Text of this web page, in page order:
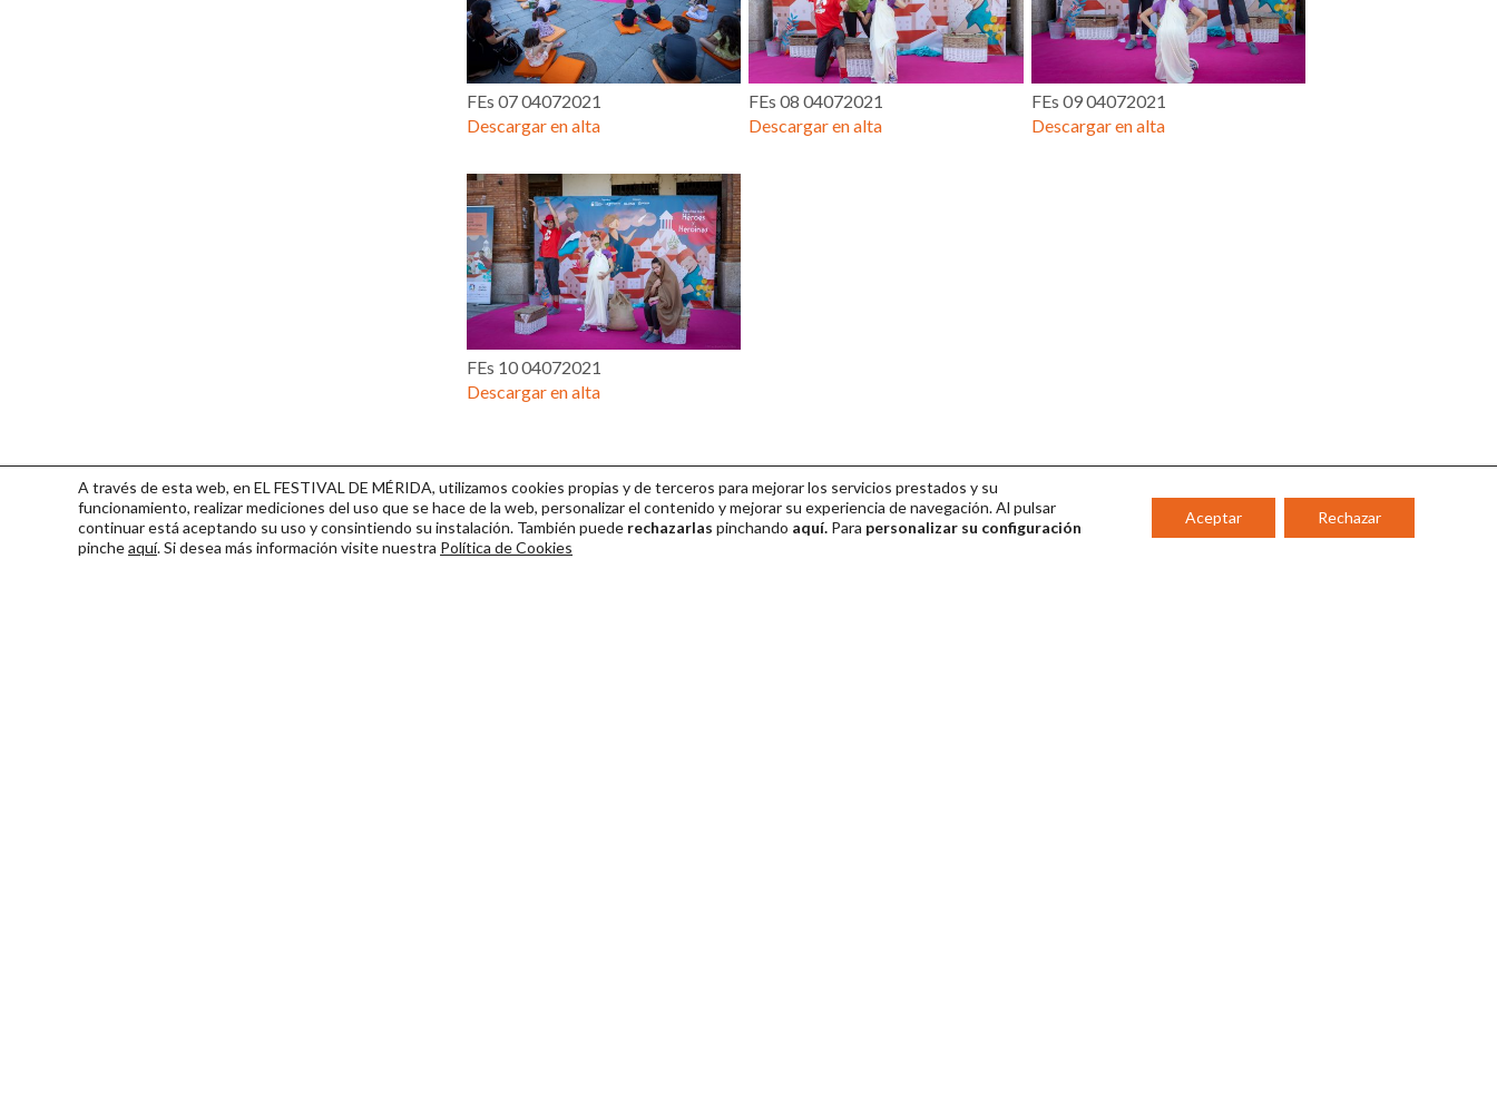
FEs 07 04072021
Descargar en alta
FEs 08 04072021
Descargar en alta
FEs 09 04072021
Descargar en alta
FEs 10 04072021
Descargar en alta
A través de esta web, en EL FESTIVAL DE MÉRIDA, utilizamos cookies propias y de terceros para mejorar los servicios prestados y su
funcionamiento, realizar mediciones del uso que se hace de la web, personalizar el contenido y mejorar su experiencia de navegación. Al pulsar
continuarestá aceptando su uso y consintiendo su instalación. También puede rechazarlas pinchando aquí. Para personalizar su configuración
pincheaquí. Si desea más información visite nuestra Política de Cookies
Aceptar Rechazar